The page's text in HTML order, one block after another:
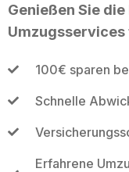
Genießen Sie
Umzugsservices
100€ sparen
Schnelle
Erfahrene